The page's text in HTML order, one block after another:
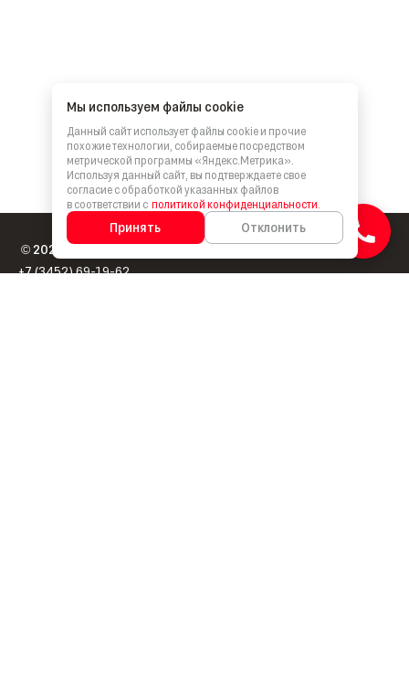
©2026
Компания Брусника
+7 (3452) 69-19-62
Мы используем файлы cookie
Данный сайт использует файлы cookie и прочие
похожие технологии, собираемые посредством
метрической программы «Яндекс.Метрика».
Используя данный сайт, вы подтверждаете свое
согласие с обработкой указанных файлов
в соответствии с политикой конфиденциальности
Принять Отклонить